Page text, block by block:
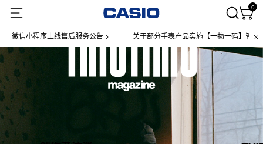
0
信小程序上线售后服务公告 > 关于部分手表产品实施【一物一码】管理的公
最新文章